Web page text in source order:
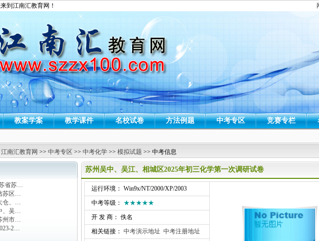
到江南汇教育网！
教案学案 教学课件 名校试卷 方法例题 中考专区 竞赛专栏
江南汇教育网 >> 中考专区 >> 中考化学 >> 模拟试题 >> 中考信息
省苏…
苏区…
仓、…
、吴…
州市…
2…
苏州吴中、吴江、相城区2025年初三化学第一次调研试卷
运行环境： Win9x/NT/2000/XP/2003
中考等级： ★★★★★
开 发 商： 佚名
相关链接： 中考演示地址 中考注册地址